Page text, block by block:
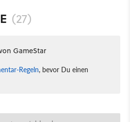
(27)
GameStar
Regeln, bevor Du einen